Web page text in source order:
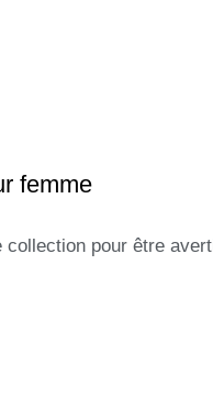
femme
pour être